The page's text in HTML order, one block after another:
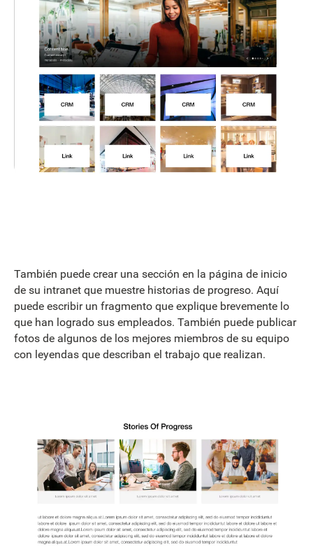
También puede crear una sección en la página de inicio
de su intranet que muestre historias de progreso. Aquí
puede escribir un fragmento que explique brevemente lo
que han logrado sus empleados. También puede publicar
fotos de algunos de los mejores miembros de su equipo
con leyendas que describan el trabajo que realizan.